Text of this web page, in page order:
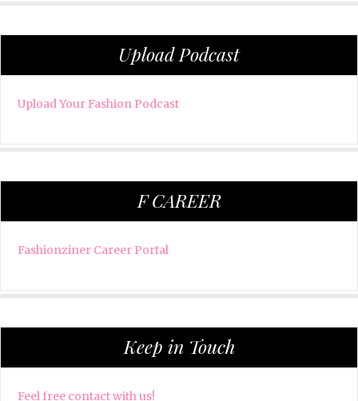
Upload Podcast
Upload Your Fashion Podcast
F CAREER
Fashionziner Career Portal
Keep in Touch
Feel free contact with us!